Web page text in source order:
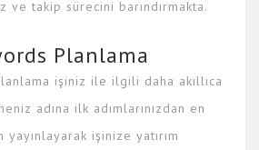
ve takip sürecini barındırmakta.
Planlama
işiniz ile ilgili daha akıllıca
adına ilk adımlarınızdan en
işinize yatırım